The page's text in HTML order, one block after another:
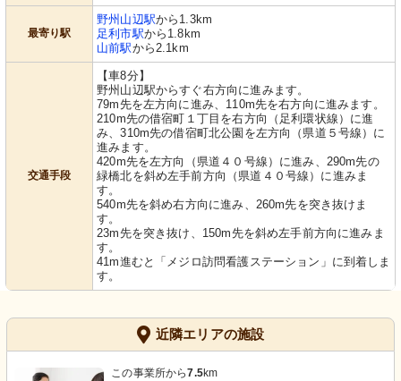
最寄り駅
野州山辺駅から1.3km
足利市駅から1.8km
山前駅から2.1km
交通手段
【車8分】
野州山辺駅からすぐ右方向に進みます。
79m先を左方向に進み、110m先を右方向に進みます。
210m先の借宿町１丁目を右方向（足利環状線）に進
み、310m先の借宿町北公園を左方向（県道５号線）に
進みます。
420m先を左方向（県道４０号線）に進み、290m先の
緑橋北を斜め左手前方向（県道４０号線）に進みま
す。
540m先を斜め右方向に進み、260m先を突き抜けま
す。
23m先を突き抜け、150m先を斜め左手前方向に進みま
す。
41m進むと「メジロ訪問看護ステーション」に到着しま
す。
近隣エリアの施設
この事業所から7.5km